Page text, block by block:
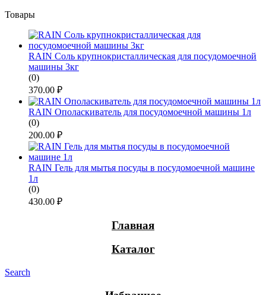
Товары
RAIN Соль крупнокристаллическая для посудомоечной
машины 3кг
(0)
370.00 ₽
RAIN Ополаскиватель для посудомоечной машины 1л
(0)
200.00 ₽
RAIN Гель для мытья посуды в посудомоечной машине
1л
(0)
430.00 ₽
Главная
Каталог
Search